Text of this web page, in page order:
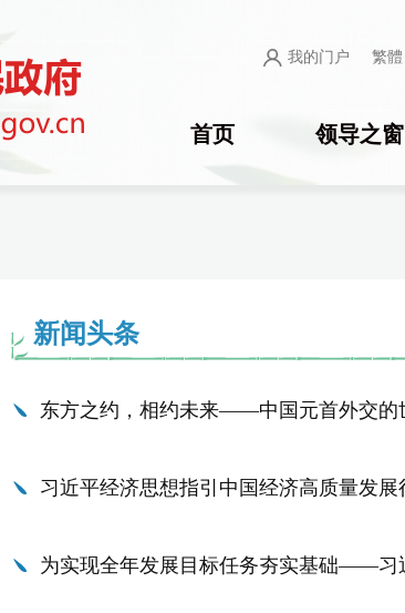
我的门户 繁體
首页 领导之窗
新闻头条
东方之约，相约未来——中国元首外交的
习近平经济思想指引中国经济高质量发展
为实现全年发展目标任务夯实基础——习近